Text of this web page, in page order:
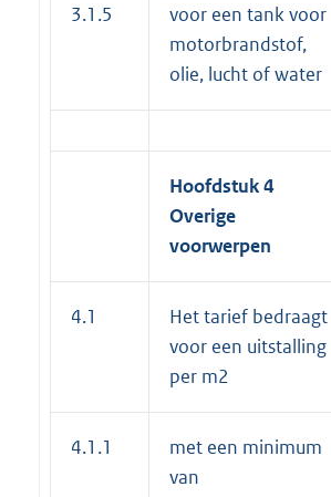
3.1.5
voor een tank voor
motorbrandstof,
olie, lucht of water
Hoofdstuk4
Overige
voorwerpen
4.1
Het tarief bedraagt
voor een uitstalling
per m2
4.1.1
met een minimum
van